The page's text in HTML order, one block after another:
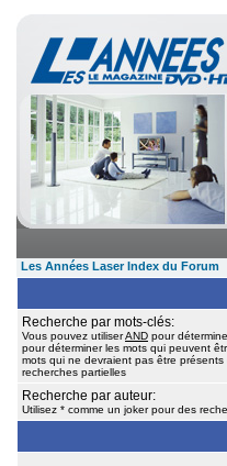
Les Années Laser Index du Forum
Recherche par mots-clés:
Vous pouvez utiliserAND pour
pour déterminer les mots qui peuvent
mots qui ne devraient pas être
recherches partielles
Recherche par auteur:
Utilisez * comme un joker pour des